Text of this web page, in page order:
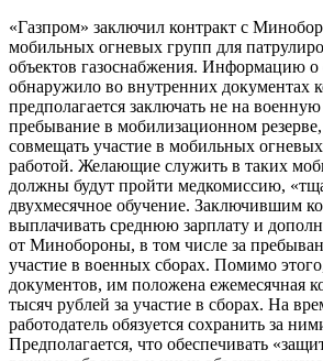
«Газпром» заключил контракт с
мобильных огневых групп для
объектов газоснабжения. Информацию
обнаружило во внутренних документах
предполагается заключать не на
пребывание в мобилизационном резерве,
совмещать участие в мобильных
работой. Желающие служить в таких
должны будут пройти медкомиссию,
двухмесячное обучение. Заключившим
выплачивать среднюю зарплату и
от Минобороны, в том числе за
участие в военных сборах. Помимо
документов, им положена ежемесячная
тысяч рублей за участие в сборах. На
работодатель обязуется сохранить за
Предполагается, что обеспечивать